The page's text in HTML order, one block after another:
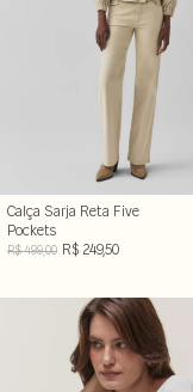
Calça Sarja Reta Five
Pockets
R$ 499,00 R$ 249,50